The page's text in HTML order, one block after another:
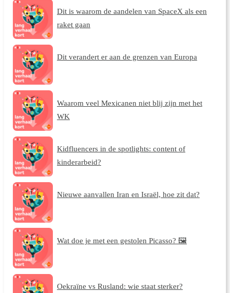
Dit is waarom de aandelen van SpaceX als een
raket gaan
Dit verandert er aan de grenzen van Europa
Waarom veel Mexicanen niet blij zijn met het
WK
Kidfluencers in de spotlights: content of
kinderarbeid?
Nieuwe aanvallen Iran en Israël, hoe zit dat?
Wat doe je met een gestolen Picasso? 🖼️
Oekraïne vs Rusland: wie staat sterker?